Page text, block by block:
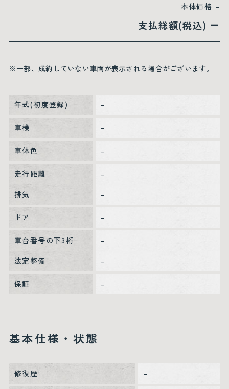
本体価格 –
支払総額(税込) –
※一部、成約していない車両が表示される場合がございます。
年式(初度登録) –
車検 –
車体色 –
走行距離
–
排気
–
ドア –
車台番号の下3桁
–
法定整備
–
保証 –
基本仕様・状態
修復歴 –